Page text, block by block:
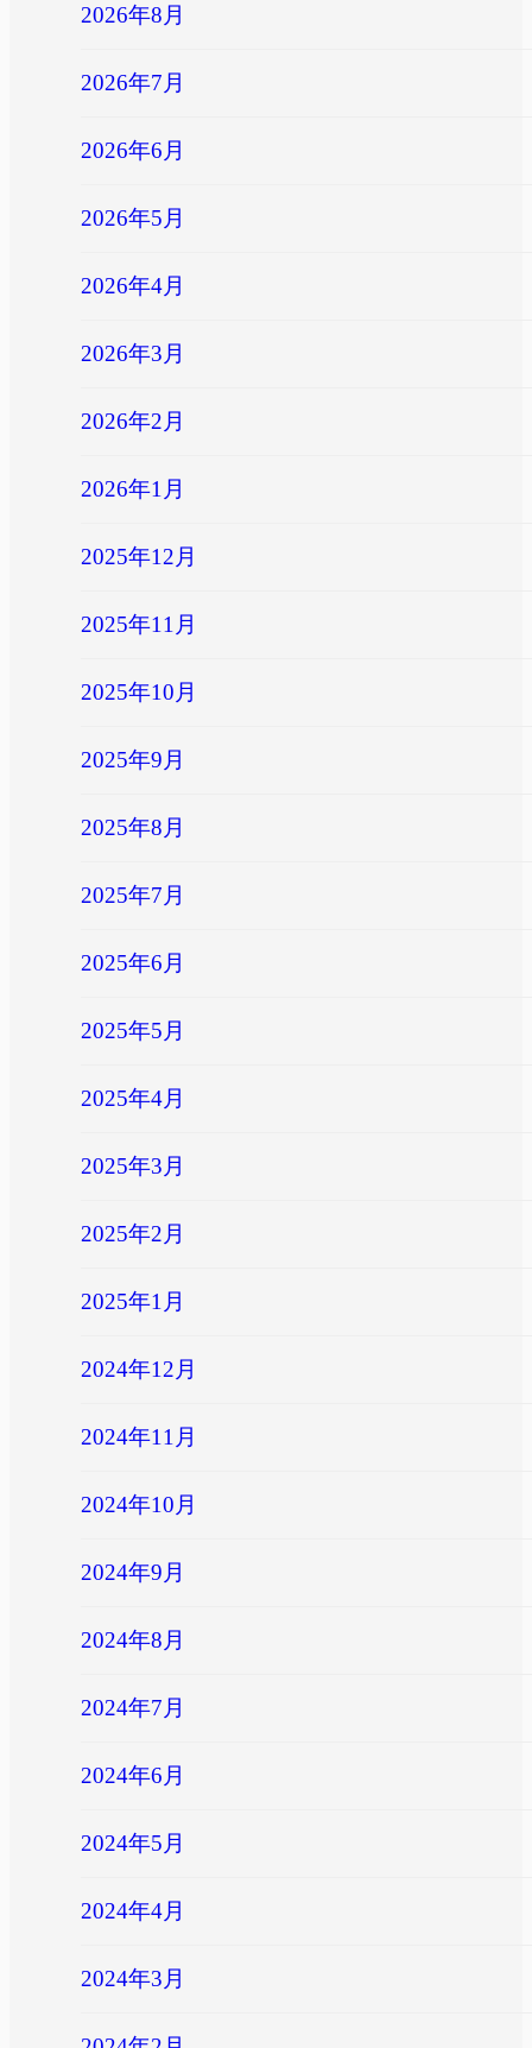
2026年8月
2026年7月
2026年6月
2026年5月
2026年4月
2026年3月
2026年2月
2026年1月
2025年12月
2025年11月
2025年10月
2025年9月
2025年8月
2025年7月
2025年6月
2025年5月
2025年4月
2025年3月
2025年2月
2025年1月
2024年12月
2024年11月
2024年10月
2024年9月
2024年8月
2024年7月
2024年6月
2024年5月
2024年4月
2024年3月